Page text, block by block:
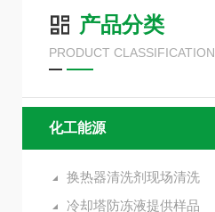
产品分类
PRODUCT CLASSIFICATION
化工能源
换热器清洗剂现场清洗
冷却塔防冻液提供样品